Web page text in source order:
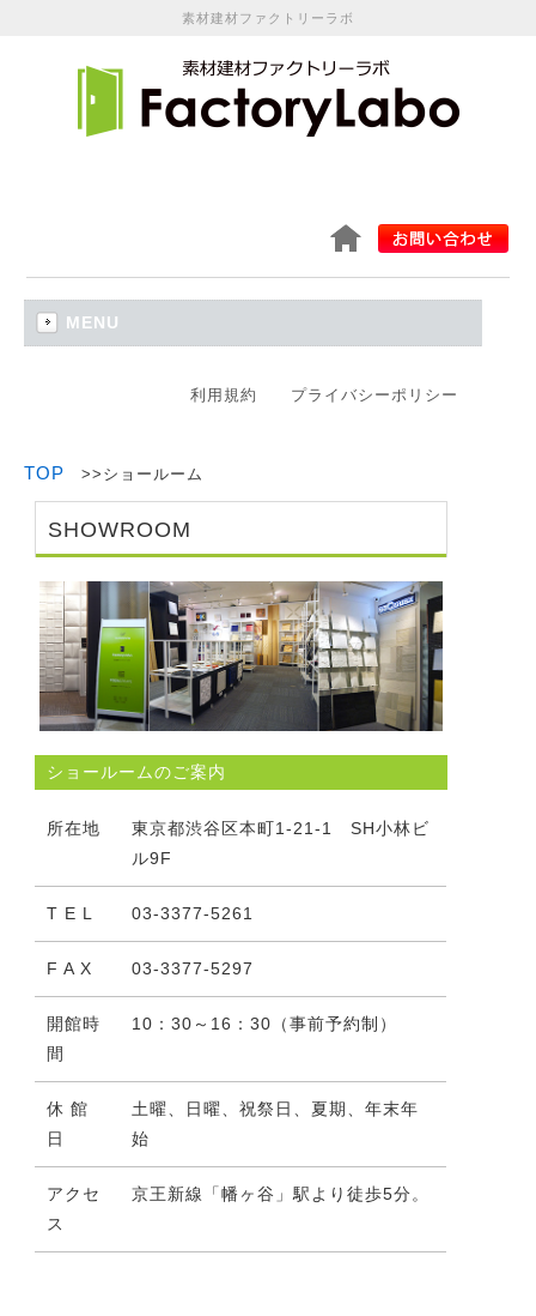
素材建材ファクトリーラボ
MENU
利用規約 プライバシーポリシー
TOP >>ショールーム
SHOWROOM
ショールームのご案内
所在地
東京都渋谷区本町1-21-1 SH小林ビ
ル9F
T E L 03-3377-5261
F A X 03-3377-5297
開館時
間
10：30～16：30（事前予約制）
休 館
日
土曜、日曜、祝祭日、夏期、年末年
始
アクセ
ス
京王新線「幡ヶ谷」駅より徒歩5分。